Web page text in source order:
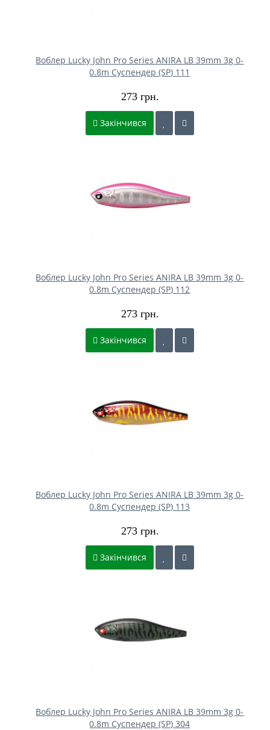
Воблер Lucky John Pro Series ANIRA LB 39mm 3g 0-
0.8m Cуспендер (SP) 111
273 грн.
Закінчився
Воблер Lucky John Pro Series ANIRA LB 39mm 3g 0-
0.8m Cуспендер (SP) 112
273 грн.
Закінчився
Воблер Lucky John Pro Series ANIRA LB 39mm 3g 0-
0.8m Cуспендер (SP) 113
273 грн.
Закінчився
Воблер Lucky John Pro Series ANIRA LB 39mm 3g 0-
0.8m Cуспендер (SP) 304